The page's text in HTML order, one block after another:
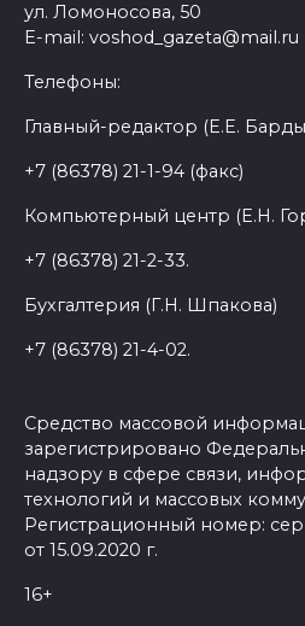
ул. Ломоносова, 50
E-mail: voshod_gazeta@mail.ru
Телефоны:
Главный-редактор (Е.Е.
+7 (86378) 21-1-94 (факс)
Компьютерный центр (Е.Н.
+7 (86378) 21-2-33.
Бухгалтерия (Г.Н. Шпакова)
+7 (86378) 21-4-02.
Средство массовой
зарегистрировано
надзору в сфере связи,
технологий и массовых
Регистрационный номер:
от 15.09.2020 г.
16+